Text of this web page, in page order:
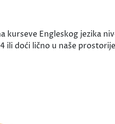
Engleskog jezika
doći lično u naše